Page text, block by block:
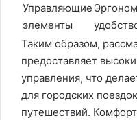
Управляющие
элементы
Таким образом,
предоставляет
управления, что
для городских
путешествий.